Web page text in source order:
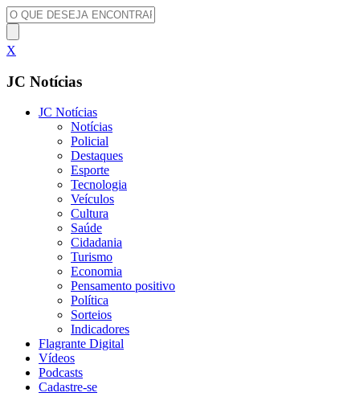
X
JC Notícias
JC Notícias
Notícias
Policial
Destaques
Esporte
Tecnologia
Veículos
Cultura
Saúde
Cidadania
Turismo
Economia
Pensamento positivo
Política
Sorteios
Indicadores
Flagrante Digital
Vídeos
Podcasts
Cadastre-se